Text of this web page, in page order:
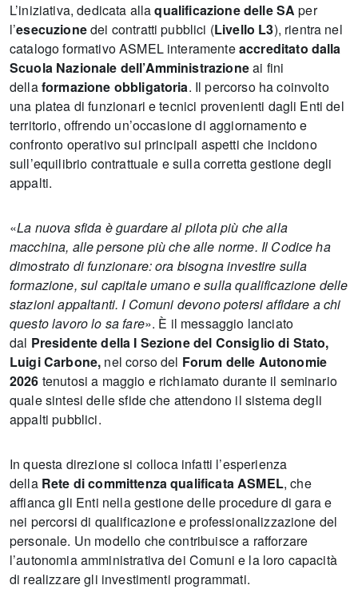
L’iniziativa, dedicata allaqualificazione delle SA per
l’esecuzionedei contratti pubblici (Livello L3), rientra nel
catalogo formativo ASMEL interamenteaccreditato dalla
Scuola Nazionale dell’Amministrazioneai fini
dellaformazione obbligatoria. Il percorso ha coinvolto
una platea di funzionari e tecnici provenienti dagli Enti del
territorio, offrendo un’occasione di aggiornamento e
confronto operativo sui principali aspetti che incidono
sull’equilibrio contrattuale e sulla corretta gestione degli
appalti.
«La nuova sfida è guardare al pilota più che alla
macchina, alle persone più che alle norme. Il Codice ha
dimostrato di funzionare: ora bisogna investire sulla
formazione, sul capitale umano e sulla qualificazione delle
stazioni appaltanti. I Comuni devono potersi affidare a chi
questo lavoro lo sa fare». È il messaggio lanciato
dal Presidente della I Sezione del Consiglio di Stato,
Luigi Carbone, nel corso del Forum delle Autonomie
2026 tenutosi a maggio e richiamato durante il seminario
quale sintesi delle sfide che attendono il sistema degli
appalti pubblici.
In questa direzione si colloca infatti l’esperienza
della Rete di committenza qualificata ASMEL, che
affianca gli Enti nella gestione delle procedure di gara e
nei percorsi di qualificazione e professionalizzazione del
personale. Un modello che contribuisce a rafforzare
l’autonomia amministrativa dei Comuni e la loro capacità
di realizzare gli investimenti programmati.